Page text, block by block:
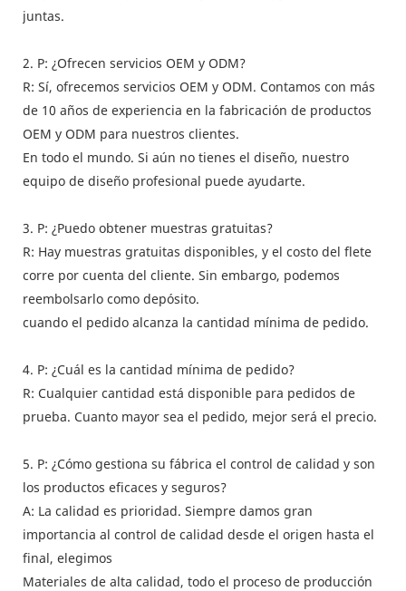
juntas.
2. P: ¿Ofrecen servicios OEM y ODM?
R: Sí, ofrecemos servicios OEM y ODM. Contamos con más
de 10 años de experiencia en la fabricación de productos
OEM y ODM para nuestros clientes.
En todo el mundo. Si aún no tienes el diseño, nuestro
equipo de diseño profesional puede ayudarte.
3. P: ¿Puedo obtener muestras gratuitas?
R: Hay muestras gratuitas disponibles, y el costo del flete
corre por cuenta del cliente. Sin embargo, podemos
reembolsarlo como depósito.
cuando el pedido alcanza la cantidad mínima de pedido.
4. P: ¿Cuál es la cantidad mínima de pedido?
R: Cualquier cantidad está disponible para pedidos de
prueba. Cuanto mayor sea el pedido, mejor será el precio.
5. P: ¿Cómo gestiona su fábrica el control de calidad y son
los productos eficaces y seguros?
A: La calidad es prioridad. Siempre damos gran
importancia al control de calidad desde el origen hasta el
final, elegimos
Materiales de alta calidad, todo el proceso de producción